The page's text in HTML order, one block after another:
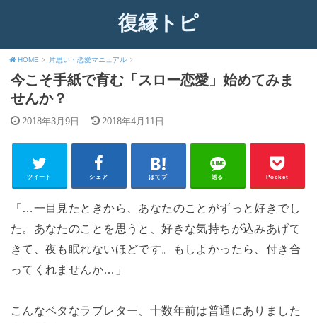
復縁トピ
HOME 片思い・恋愛マニュアル
今こそ手紙で育む「スロー恋愛」始めてみま
せんか？
2018年3月9日 2018年4月11日
ツイート シェア はてブ 送る Pocket
「…一目見たときから、あなたのことがずっと好きでし
た。あなたのことを思うと、好きな気持ちが込みあげて
きて、夜も眠れないほどです。もしよかったら、付き合
ってくれませんか…」
こんなベタなラブレター、十数年前は普通にありました